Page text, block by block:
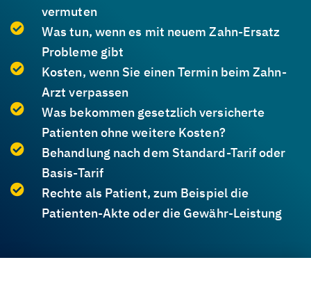
vermuten
Was tun, wenn es mit neuem Zahn-Ersatz
Probleme gibt
Kosten, wenn Sie einen Termin beim Zahn-
Arzt verpassen
Was bekommen gesetzlich versicherte
Patienten ohne weitere Kosten?
Behandlung nach dem Standard-Tarif oder
Basis-Tarif
Rechte als Patient, zum Beispiel die
Patienten-Akte oder die Gewähr-Leistung